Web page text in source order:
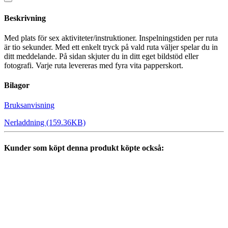
Beskrivning
Med plats för sex aktiviteter/instruktioner. Inspelningstiden per ruta
är tio sekunder. Med ett enkelt tryck på vald ruta väljer spelar du in
ditt meddelande. På sidan skjuter du in ditt eget bildstöd eller
fotografi. Varje ruta levereras med fyra vita papperskort.
Bilagor
Bruksanvisning
Nerladdning (159.36KB)
Kunder som köpt denna produkt köpte också: